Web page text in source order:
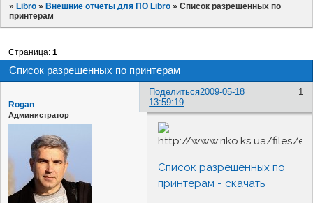
»Libro »Внешние отчеты для ПО Libro »Список разрешенных по
принтерам
Список разрешенных по принтерам
Страница:1
Поделиться 1
2009-05-18
13:59:19
Rogan
Администратор
Список разрешенных по
принтерам - скачать